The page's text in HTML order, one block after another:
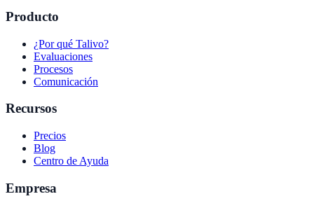
Producto
¿Por qué Talivo?
Evaluaciones
Procesos
Comunicación
Recursos
Precios
Blog
Centro de Ayuda
Empresa